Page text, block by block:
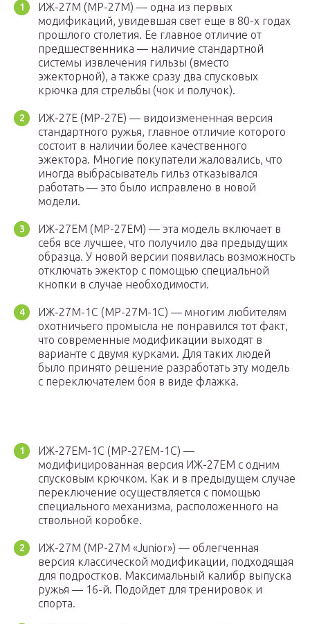
ИЖ-27М (MP-27М) — одна из первых
модификаций, увидевшая свет еще в 80-х годах
прошлого столетия. Ее главное отличие от
предшественника — наличие стандартной
системы извлечения гильзы (вместо
эжекторной), а также сразу два спусковых
крючка для стрельбы (чок и получок).
ИЖ-27Е (MP-27E) — видоизмененная версия
стандартного ружья, главное отличие которого
состоит в наличии более качественного
эжектора. Многие покупатели жаловались, что
иногда выбрасыватель гильз отказывался
работать — это было исправлено в новой
модели.
ИЖ-27ЕМ (MP-27EM) — эта модель включает в
себя все лучшее, что получило два предыдущих
образца. У новой версии появилась возможность
отключать эжектор с помощью специальной
кнопки в случае необходимости.
ИЖ-27М-1С (MP-27M-1C) — многим любителям
охотничьего промысла не понравился тот факт,
что современные модификации выходят в
варианте с двумя курками. Для таких людей
было принято решение разработать эту модель
с переключателем боя в виде флажка.
ИЖ-27ЕМ-1С (MP-27EM-1C) —
модифицированная версия ИЖ-27ЕМ с одним
спусковым крючком. Как и в предыдущем случае
переключение осуществляется с помощью
специального механизма, расположенного на
ствольной коробке.
ИЖ-27М (MP-27M «Junior») — облегченная
версия классической модификации, подходящая
для подростков. Максимальный калибр выпуска
ружья — 16-й. Подойдет для тренировок и
спорта.